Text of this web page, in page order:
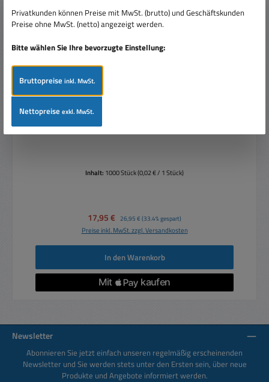
Kabelbinder Sortiment mit 1000-Stück diverse Farben
Inhalt: 1000 Stück(0,02 € / 1 Stück)
Verkaufspreis:
17,95 € Regulärer Preis:
26,95 € (33.4% gespart)
Preise inkl. MwSt. zzgl. Versandkosten
In den Warenkorb
Newsletter
Abonnieren Sie jetzt einfach unseren regelmäßig erscheinenden
Newsletter und Sie werden stets unter den Ersten sein, über neue
Produkte und Angebote informiert werden.
Privatkunden können Preise mit MwSt. (brutto) und Geschäftskunden
Preise ohne MwSt. (netto) angezeigt werden.
Bitte wählen Sie Ihre bevorzugte Einstellung:
Bruttopreiseinkl. MwSt.
Nettopreiseexkl. MwSt.